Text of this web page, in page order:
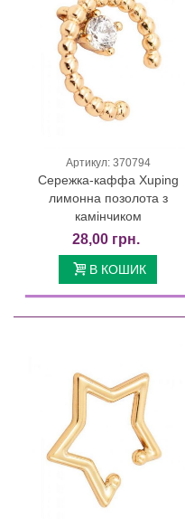
Артикул: 370794
Сережка-каффа Xuping
лимонна позолота з
камінчиком
28,00 грн.
В КОШИК